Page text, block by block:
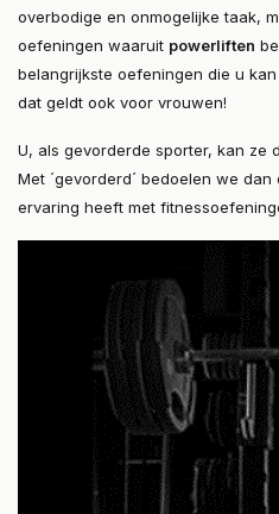
overbodige en onmogelijke taak,
oefeningen waaruit powerliften
belangrijkste oefeningen die u
dat geldt ook voor vrouwen!
U, als gevorderde sporter, kan ze
Met ´gevorderd´ bedoelen we
ervaring heeft met